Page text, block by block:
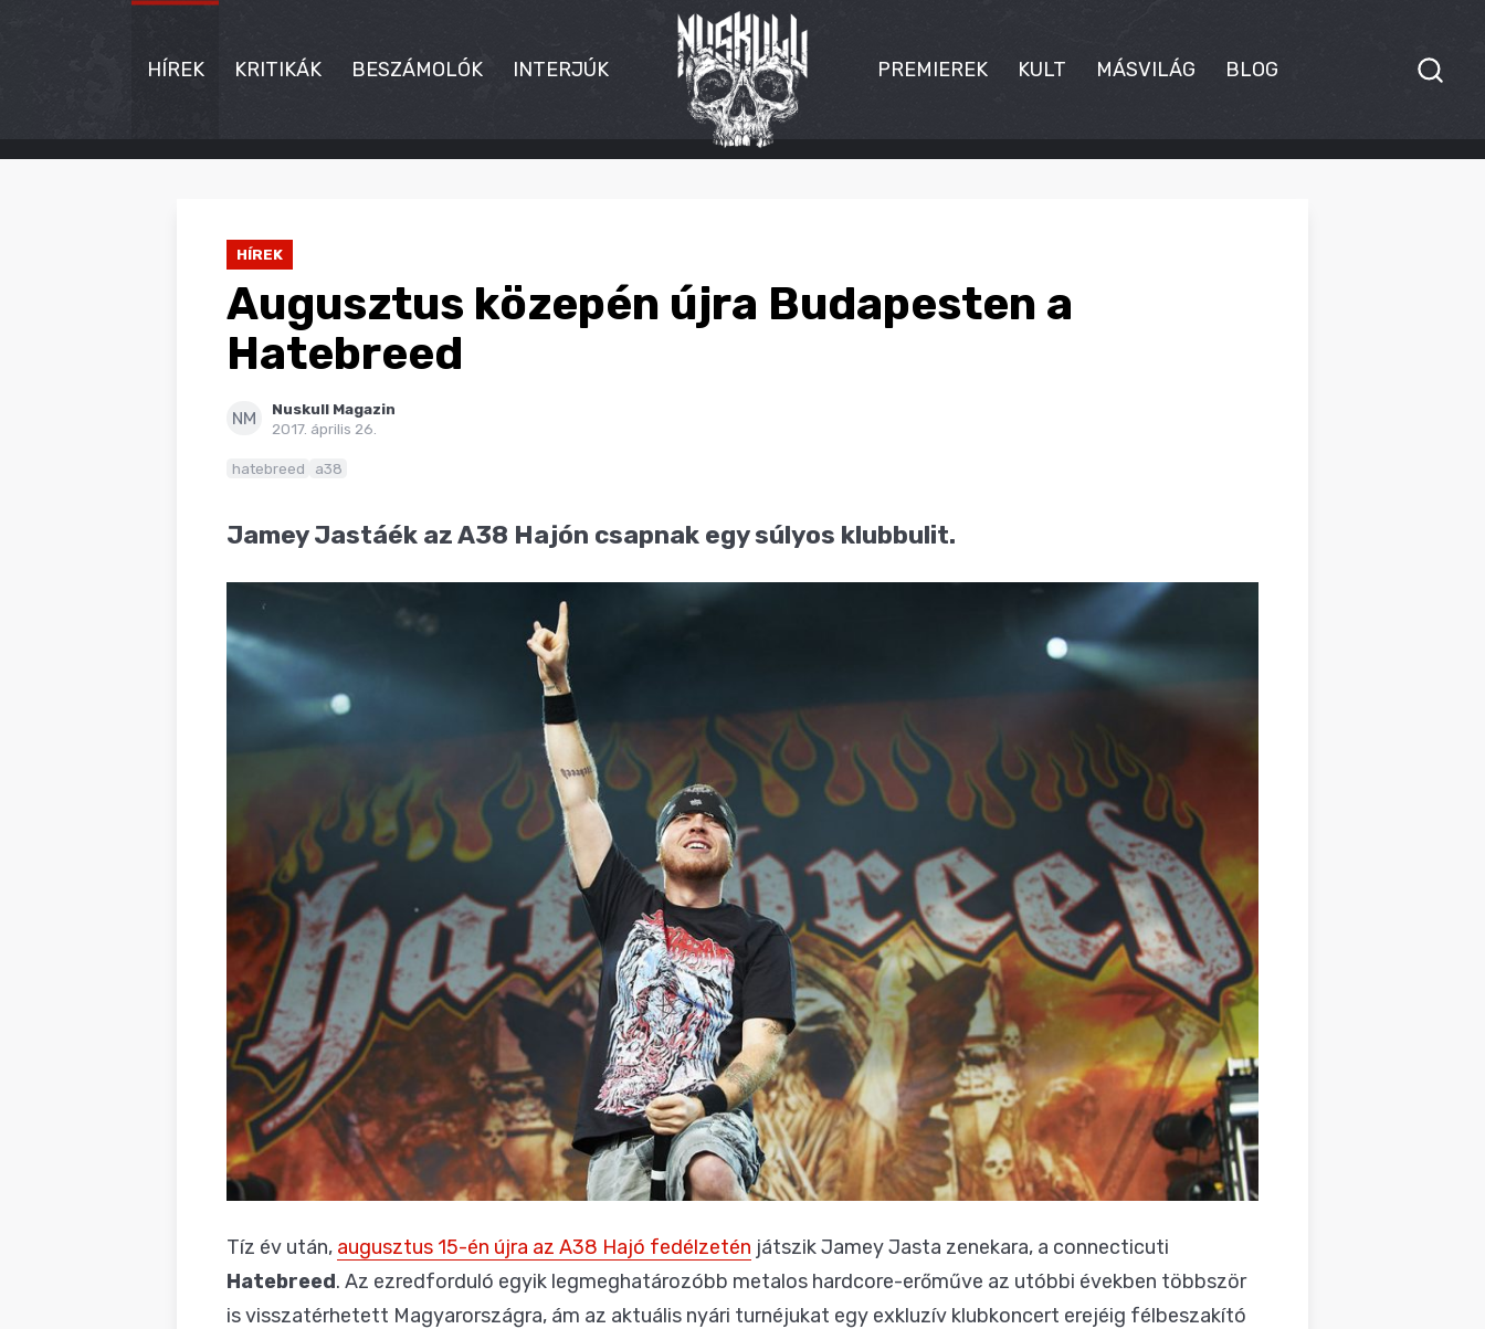
HÍREK KRITIKÁK BESZÁMOLÓK INTERJÚK PREMIEREK KULT MÁSVILÁG BLOG
HÍREK
HÍREK
Augusztus közepén újra Budapesten a
Hatebreed
NM
Nuskull Magazin
2017. április 26.
hatebreed a38
Jamey Jastáék az A38 Hajón csapnak egy súlyos klubbulit.
Tíz év után, augusztus 15-én újra az A38 Hajó fedélzetén játszik Jamey Jasta zenekara, a connecticuti
Hatebreed. Az ezredforduló egyik legmeghatározóbb metalos hardcore-erőműve az utóbbi években többször
is visszatérhetett Magyarországra, ám az aktuális nyári turnéjukat egy exkluzív klubkoncert erejéig félbeszakító